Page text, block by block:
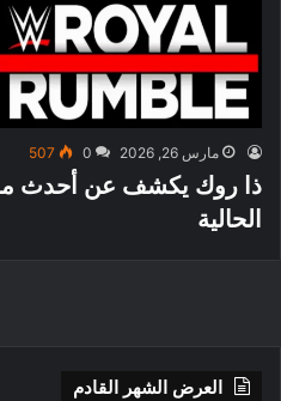
مارس 26, 2026 0
507
ذا روك يكشف عن أحدث
الحالية
العرض الشهر القادم